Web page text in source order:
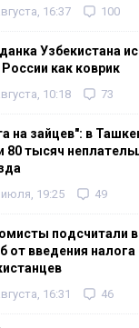
16:37 100
Узбекистана
как коврик
10:18 73
на зайцев": в
80 тысяч
19:25 49
подсчитали
от введения
16:31 46